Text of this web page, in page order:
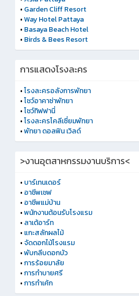
• Garden Cliff Resort
•Way Hotel Pattaya
• Basaya Beach Hotel
• Birds & Bees Resort
การแสดงโรงละคร
•โรงละครอลังการพัทยา
•โชว์อาคาซ่าพัทยา
•โชว์ทิฟฟานี่
•โรงละครโคลีเซี่ยมพัทยา
•พัทยา ดอลฟิน เวิลด์
>งานอุตสาหกรรมงานบริการ<
• บาร์เทนเดอร์
• อาชีพเชฟ
• อาชีพแม่บ้าน
•พนักงานต้อนรับโรงแรม
• ลาเต้อาร์ท
• แกะสลักผลไม้
•จัดดอกไม้โรงแรม
•พับกลีบดอกบัว
•การร้อยมาลัย
•การทำบายศรี
•การทําเค้ก